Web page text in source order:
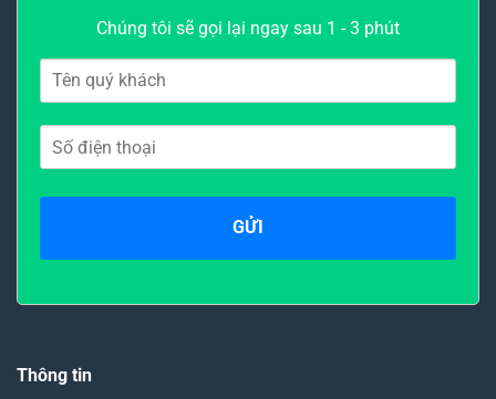
Chúng tôi sẽ gọi lại ngay sau 1 - 3 phút
Thông tin